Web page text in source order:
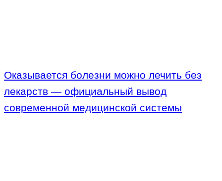
Оказывается болезни можно лечить без
лекарств — официальный вывод
современной медицинской системы